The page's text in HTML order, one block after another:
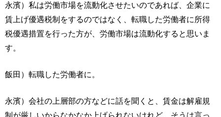
永濱）私は労働市場を流動化させたいのであれば、企業に
賃上げ優遇税制をするのではなく、転職した労働者に所得
税優遇措置を行った方が、労働市場は流動化すると思いま
す。
飯田）転職した労働者に。
永濱）会社の上層部の方などに話を聞くと、賃金は解雇規
制が厳しいからなかなか上げられないけれど、そうは言っ